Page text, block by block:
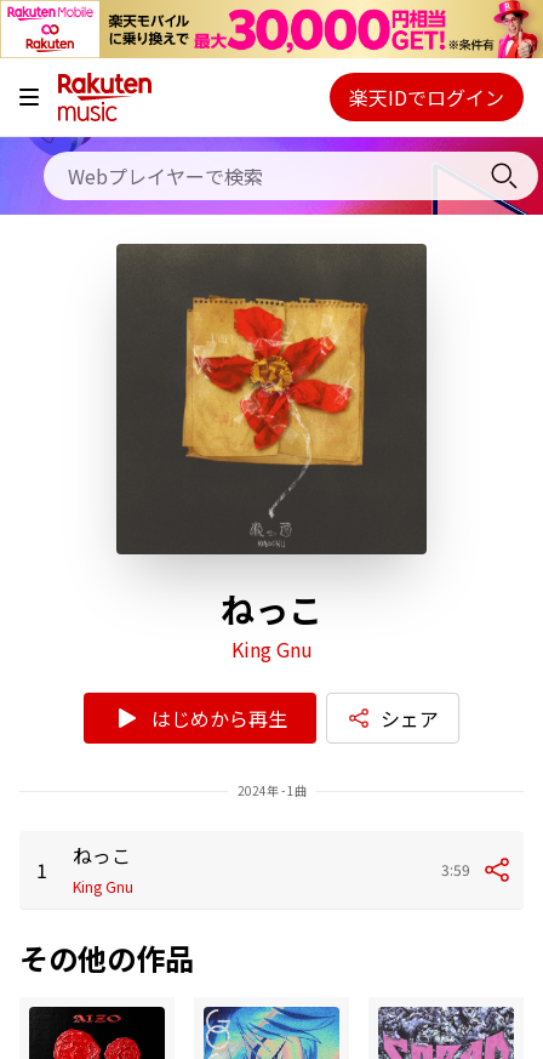
キャンペーン
料金プラン
使い方
初回30日間無料お試し
Webプレイヤー
ご契約内容の確認・変更
楽天IDでログイン
ねっこ
King Gnu
はじめから再生 シェア
2024年 - 1曲
1 ねっこ
King Gnu
3:59
その他の作品